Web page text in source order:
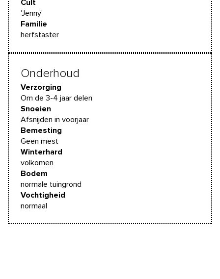
Cult
'Jenny'
Familie
herfstaster
Onderhoud
Verzorging
Om de 3-4 jaar delen
Snoeien
Afsnijden in voorjaar
Bemesting
Geen mest
Winterhard
volkomen
Bodem
normale tuingrond
Vochtigheid
normaal